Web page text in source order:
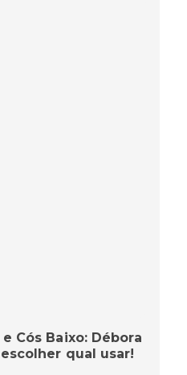
Cós Baixo: Débora
qual usar!